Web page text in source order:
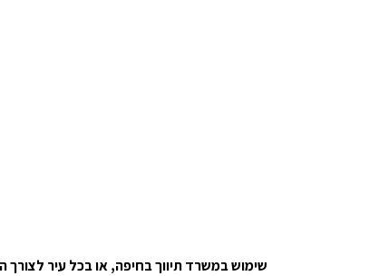
שימוש במשרד תיווך בחיפה, או בכל עיר לצורך